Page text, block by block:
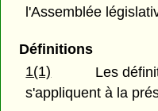
l'Assemblée
Définitions
1(1)
Les
s'appliquent à la